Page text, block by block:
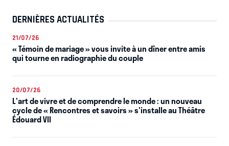
DERNIÈRES ACTUALITÉS
21/07/26
« Témoin de mariage » vous invite à un dîner entre amis
qui tourne en radiographie du couple
20/07/26
L'art de vivre et de comprendre le monde : un nouveau
cycle de « Rencontres et savoirs » s'installe au Théâtre
Édouard VII